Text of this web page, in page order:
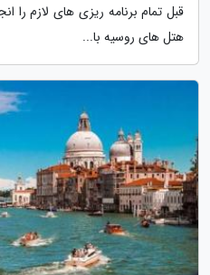
قبل تمام برنامه ریزی های لازم را
هتل های روسیه با...